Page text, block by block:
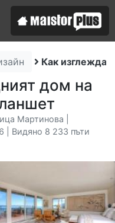
Как изглежда
дом на
Мартинова |
| Видяно 8 233 пъти